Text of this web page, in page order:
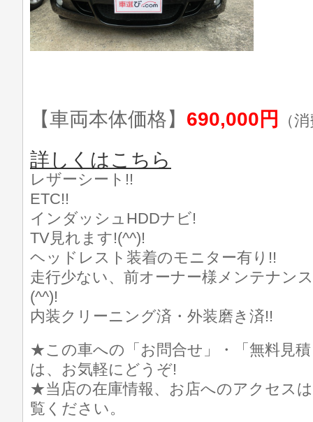
【車両本体価格】 690,000円 （
詳しくはこちら
レザーシート!!
ETC!!
インダッシュHDDナビ!
TV見れます!(^^)!
ヘッドレスト装着のモニター有り!!
走行少ない、前オーナー様メンテナン
(^^)!
内装クリーニング済・外装磨き済!!
★この車への「お問合せ」・「無料見
は、お気軽にどうぞ!
★当店の在庫情報、お店へのアクセス
覧ください。